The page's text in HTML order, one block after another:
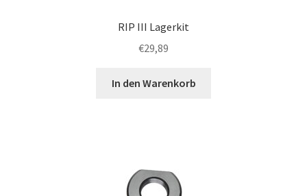
RIP III Lagerkit
€29,89
In den Warenkorb